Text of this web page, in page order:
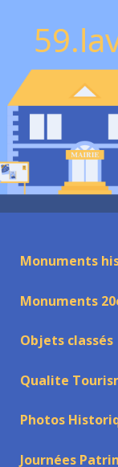
Monuments
Monuments
Objets classés
Qualite
Photos
Journées